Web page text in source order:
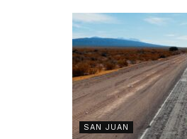
SAN JUAN